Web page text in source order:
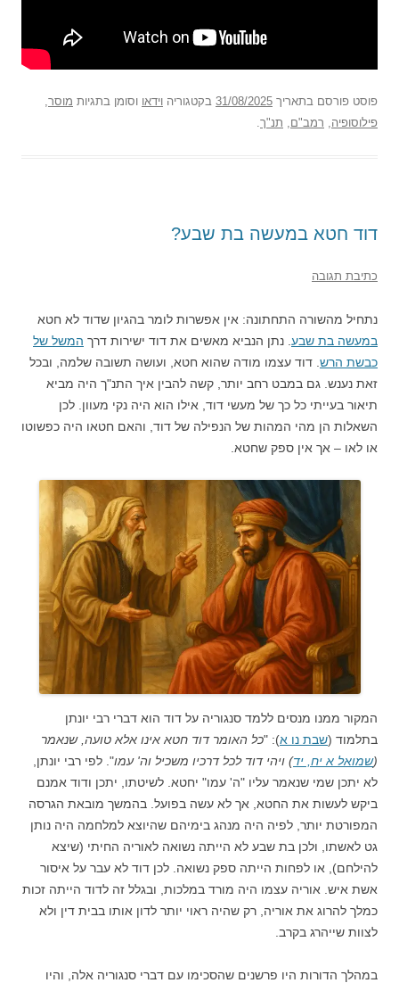
פוסט פורסם בתאריך 31/08/2025 בקטגוריה וידאו וסומן בתגיות מוסר
פילוסופיה
רמב"ם תנ"ך
דוד חטא במעשה בת שבע?
כתיבת תגובה
נתחיל מהשורה התחתונה: אין אפשרות לומר בהגיון שדוד לא חטא
במעשה בת שבע . נתן הנביא מאשים את דוד ישירות דרך המשל של
כבשת הרש . דוד עצמו מודה שהוא חטא, ועושה תשובה שלמה, ובכל
זאת נענש. גם במבט רחב יותר, קשה להבין איך התנ"ך היה מביא
תיאור בעייתי כל כך של מעשי דוד, אילו הוא היה נקי מעוון. לכן
השאלות הן מהי המהות של הנפילה של דוד, והאם חטאו היה כפשוטו
או לאו – אך אין ספק שחטא.
המקור ממנו מנסים ללמד סנגוריה על דוד הוא דברי רבי יונתן
בתלמוד (שבת נו א): "כל האומר דוד חטא אינו אלא טועה, שנאמר
(שמואל א יח, יד) ויהי דוד לכל דרכיו משכיל וה' עמו". לפי רבי יונתן,
לא יתכן שמי שנאמר עליו "ה' עמו" יחטא. לשיטתו, יתכן ודוד אמנם
ביקש לעשות את החטא, אך לא עשה בפועל. בהמשך מובאת הגרסה
המפורטת יותר, לפיה היה מנהג בימיהם שהיוצא למלחמה היה נותן
גט לאשתו, ולכן בת שבע לא הייתה נשואה לאוריה החיתי (שיצא
להילחם), או לפחות הייתה ספק נשואה. לכן דוד לא עבר על איסור
אשת איש. אוריה עצמו היה מורד במלכות, ובגלל זה לדוד הייתה זכות
כמלך להרוג את אוריה, רק שהיה ראוי יותר לדון אותו בבית דין ולא
לצוות שייהרג בקרב.
במהלך הדורות היו פרשנים שהסכימו עם דברי סנגוריה אלה, והיו